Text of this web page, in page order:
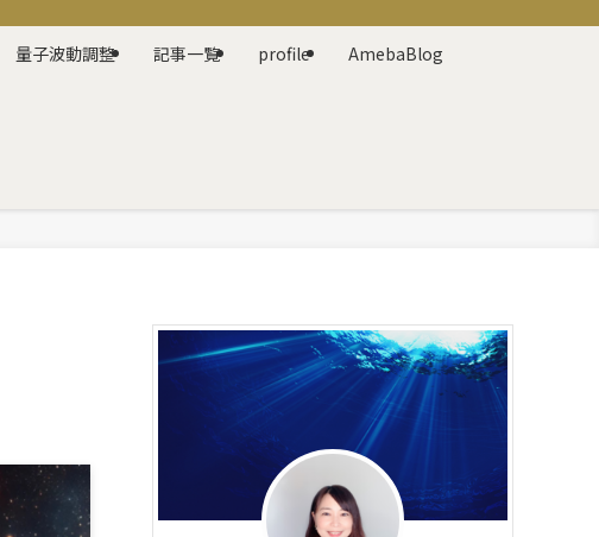
量子波動調整 記事一覧 profile AmebaBlog